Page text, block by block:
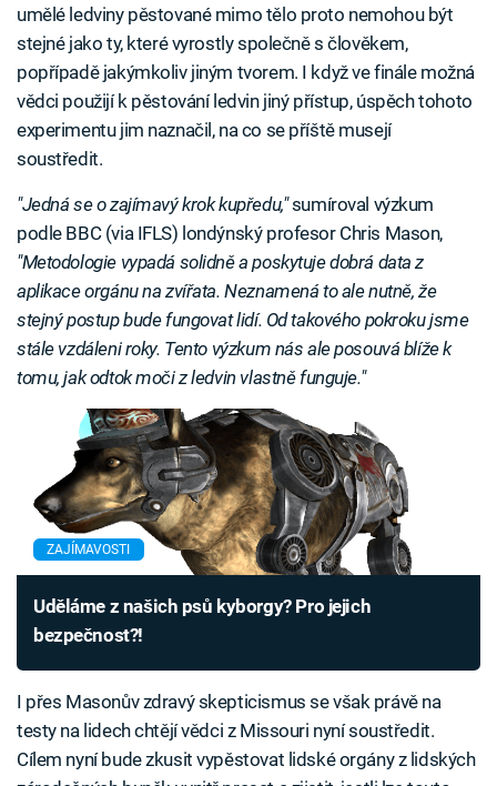
umělé ledviny pěstované mimo tělo proto nemohou být
stejné jako ty, které vyrostly společně s člověkem,
popřípadě jakýmkoliv jiným tvorem. I když ve finále možná
vědci použijí k pěstování ledvin jiný přístup, úspěch tohoto
experimentu jim naznačil, na co se příště musejí
soustředit.
"Jedná se o zajímavý krok kupředu,"sumíroval výzkum
podle BBC (via IFLS) londýnský profesor Chris Mason,
"Metodologie vypadá solidně a poskytuje dobrá data z
aplikace orgánu na zvířata. Neznamená to ale nutně, že
stejný postup bude fungovat lidí. Od takového pokroku jsme
stále vzdáleni roky. Tento výzkum nás ale posouvá blíže k
tomu, jak odtok moči z ledvin vlastně funguje."
ZAJÍMAVOSTI
Uděláme z našich psů kyborgy? Pro jejich
bezpečnost?!
I přes Masonův zdravý skepticismus se však právě na
testy na lidech chtějí vědci z Missouri nyní soustředit.
Cílem nyní bude zkusit vypěstovat lidské orgány z lidských